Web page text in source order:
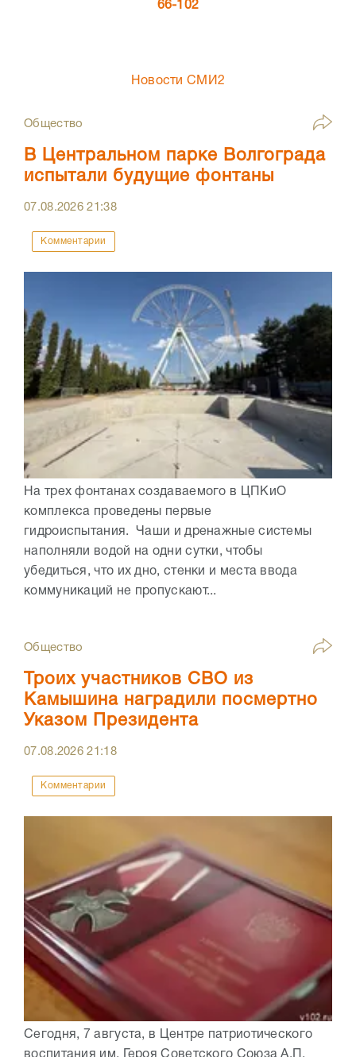
66-102
Новости СМИ2
Общество
В Центральном парке Волгограда
испытали будущие фонтаны
07.08.202621:38
Комментарии
На трех фонтанах создаваемого в ЦПКиО
комплекса проведены первые
гидроиспытания. Чаши и дренажные системы
наполняли водой на одни сутки, чтобы
убедиться, что их дно, стенки и места ввода
коммуникаций не пропускают...
Общество
Троих участников СВО из
Камышина наградили посмертно
Указом Президента
07.08.202621:18
Комментарии
Сегодня, 7 августа, в Центре патриотического